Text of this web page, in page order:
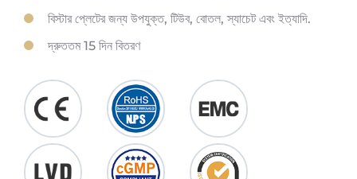
বিস্টার প্লেটের জন্য উপযুক্ত, টিউব, বোতল, স্যাচেট এবং ইত্যাদি.
দ্রুততম 15 দিন বিতরণ